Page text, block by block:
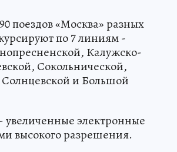
поездов «Москва» разных
по 7 линиям -
Калужско-
Сокольнической,
и Большой
увеличенные электронные
высокого разрешения.